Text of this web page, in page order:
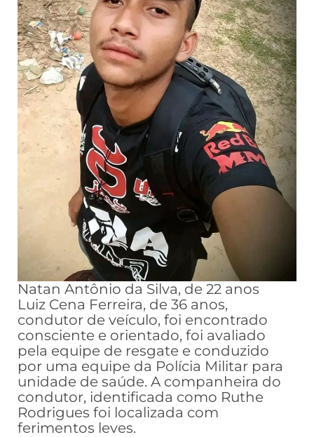
Natan Antônio da Silva, de 22 anos
Luiz Cena Ferreira, de 36 anos,
condutor de veículo, foi encontrado
consciente e orientado, foi avaliado
pela equipe de resgate e conduzido
por uma equipe da Polícia Militar para
unidade de saúde. A companheira do
condutor, identificada como Ruthe
Rodrigues foi localizada com
ferimentos leves.